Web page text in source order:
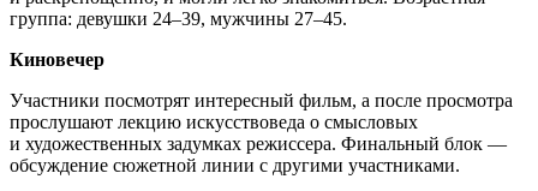
группа: девушки 24–39, мужчины 27–45.
Киновечер
Участники посмотрят интересный фильм, а после просмотра
прослушают лекцию искусствоведа о смысловых
и художественных задумках режиссера. Финальный блок —
обсуждение сюжетной линии с другими участниками.